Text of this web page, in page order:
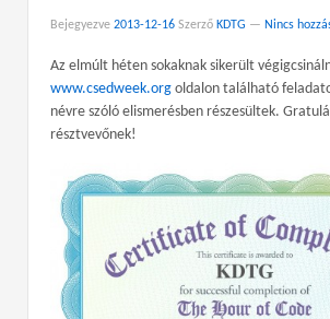
Bejegyezve 2013-12-16 Szerző KDTG — Nincs
Az elmúlt héten sokaknak sikerült
www.csedweek.org oldalon található
névre szóló elismerésben részesültek.
résztvevőnek!